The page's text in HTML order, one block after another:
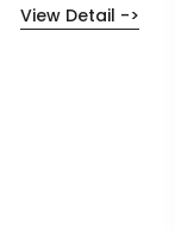
View Detail ->